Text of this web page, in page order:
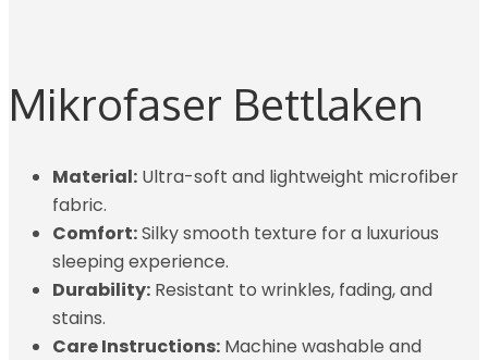
Mikrofaser Bettlaken
Material: Ultra-soft and lightweight microfiber
fabric.
Comfort:Silky smooth texture for a luxurious
sleeping experience.
Durability: Resistant to wrinkles, fading, and
stains.
Care Instructions: Machine washable and